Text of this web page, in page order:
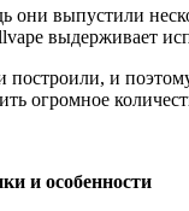
выпустили
выдерживает
построили, и
огромное
и особенности